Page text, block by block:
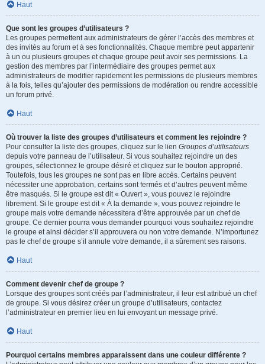
Haut
Que sont les groupes d’utilisateurs ?
Les groupes permettent aux administrateurs de gérer l’accès des membres et
des invités au forum et à ses fonctionnalités. Chaque membre peut appartenir
à un ou plusieurs groupes et chaque groupe peut avoir ses permissions. La
gestion des membres par l’intermédiaire des groupes permet aux
administrateurs de modifier rapidement les permissions de plusieurs membres
à la fois, telles qu’ajouter des permissions de modération ou rendre accessible
un forum privé.
Haut
Où trouver la liste des groupes d’utilisateurs et comment les rejoindre ?
Pour consulter la liste des groupes, cliquez sur le lien Groupes d’utilisateurs
depuis votre panneau de l’utilisateur. Si vous souhaitez rejoindre un des
groupes, sélectionnez le groupe désiré et cliquez sur le bouton approprié.
Toutefois, tous les groupes ne sont pas en libre accès. Certains peuvent
nécessiter une approbation, certains sont fermés et d’autres peuvent même
être masqués. Si le groupe est dit « Ouvert », vous pouvez le rejoindre
librement. Si le groupe est dit « À la demande », vous pouvez rejoindre le
groupe mais votre demande nécessitera d’être approuvée par un chef de
groupe. Ce dernier pourra vous demander pourquoi vous souhaitez rejoindre
le groupe et ainsi décider s’il approuvera ou non votre demande. N’importunez
pas le chef de groupe s’il annule votre demande, il a sûrement ses raisons.
Haut
Comment devenir chef de groupe ?
Lorsque des groupes sont créés par l’administrateur, il leur est attribué un chef
de groupe. Si vous désirez créer un groupe d’utilisateurs, contactez
l’administrateur en premier lieu en lui envoyant un message privé.
Haut
Pourquoi certains membres apparaissent dans une couleur différente ?